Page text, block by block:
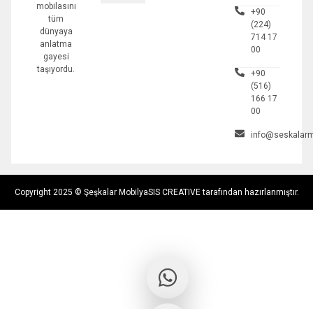
mobilasını
tüm
dünyaya
anlatma
gayesi
taşıyordu.
+90
(224)
714 17
00
+90
(516)
166 17
00
Copyright 2025 © Şeşkalar MobilyaSIS CREATIVE tarafından hazırlanmıştır.